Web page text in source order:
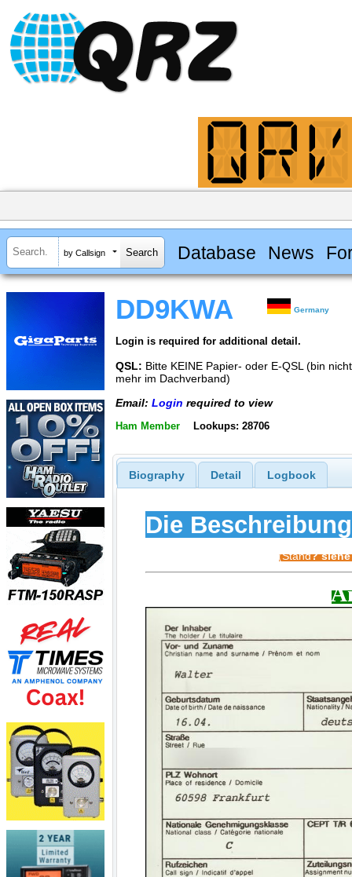
by Callsign Database News
DD9KWA Germany
Login is required for additional detail.
QSL: Bitte KEINE Papier- oder E-QSL (bin nicht
mehr im Dachverband)
Email: Login required to view
Ham Member Lookups: 28706
Biography Detail Logbook